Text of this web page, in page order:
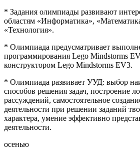
* Задания олимпиады развивают
областям «Информатика»,
«Технология».
* Олимпиада предусматривает
программирования Lego Mindstorms
конструктором Lego Mindstorms EV3.
* Олимпиада развивает УУД: выбор
способов решения задач, построение
рассуждений, самостоятельное
деятельности при решении заданий
характера, умение эффективно
деятельности.
осенью